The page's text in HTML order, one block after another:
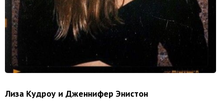
Лиза Кудроу и Дженнифер Энистон